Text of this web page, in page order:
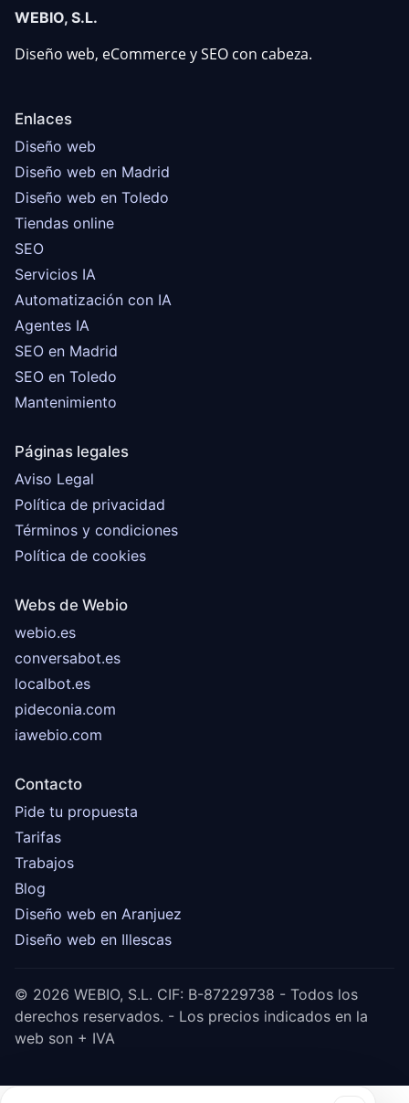
WEBIO, S.L.
Diseño web, eCommerce y SEO con cabeza.
Enlaces
Diseño web
Diseño web en Madrid
Diseño web en Toledo
Tiendas online
SEO
Servicios IA
Automatización con IA
Agentes IA
SEO en Madrid
SEO en Toledo
Mantenimiento
Páginas legales
Aviso Legal
Política de privacidad
Términos y condiciones
Política de cookies
Webs de Webio
webio.es
conversabot.es
localbot.es
pideconia.com
iawebio.com
Contacto
Pide tu propuesta
Tarifas
Trabajos
Blog
Diseño web en Aranjuez
Diseño web en Illescas
© 2026 WEBIO, S.L. CIF: B-87229738 - Todos los
derechos reservados. - Los precios indicados en la
web son + IVA